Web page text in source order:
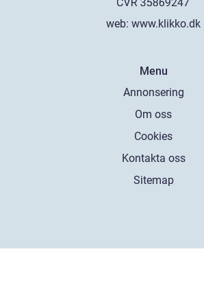
web: www.klikko.dk
Menu
Annonsering
Om oss
Cookies
Kontakta oss
Sitemap